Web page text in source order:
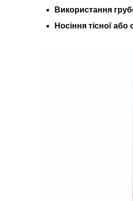
Використання
Носіння тісної або